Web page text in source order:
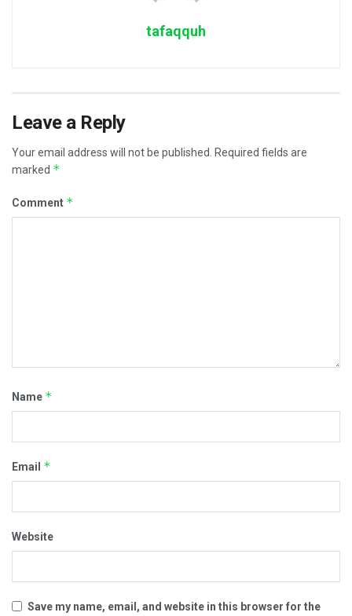
tafaqquh
Leave a Reply
Your email address will not be published. Required fields are
marked *
Comment *
Name *
Email *
Website
Save my name, email, and website in this browser for the